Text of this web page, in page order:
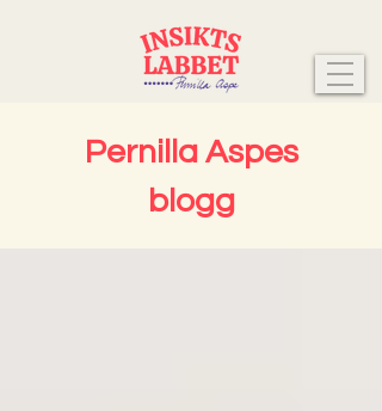
Pernilla Aspes
blogg